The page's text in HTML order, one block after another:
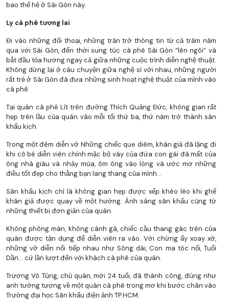
bao thế hệ ở Sài Gòn này.
Ly cà phê tương lai
Đi vào những đối thoại, những trăn trở thông tin từ cả trăm năm
qua với Sài Gòn, đến thời sung túc cà phê Sài Gòn “lên ngôi” và
bắt đầu tỏa hương ngay cả giữa những cuộc trình diễn nghệ thuật.
Không dừng lại ở câu chuyện giữa nghệ sĩ với nhau, những người
rất trẻ ở Sài Gòn đã đưa những sinh hoạt nghệ thuật của mình vào
cà phê.
Tại quán cà phê Lít trên đường Thích Quảng Đức, không gian rất
hẹp trên lầu của quán vào mỗi tối thứ ba, thứ năm trở thành sân
khấu kịch.
Trong một đêm diễn vở Những chiếc que diêm, khán giả đã lặng đi
khi cô bé diễn viên chính mặc bộ váy của đứa con gái đã mất của
ông nhà giàu và nhảy múa, ôm ông vào lòng và ước mơ những
điều tốt đẹp cho thằng bạn lang thang của mình...
Sân khấu kịch chỉ là không gian hẹp được xếp khéo léo khi ghế
khán giả được quay về một hướng. Ánh sáng sân khấu cũng từ
những thiết bị đơn giản của quán.
Không phông màn, không cánh gà, chiếc cầu thang gác trên của
quán được tận dụng để diễn viên ra vào. Với chừng ấy xoay xở,
những vở diễn nối tiếp nhau như Sông dài, Con ma tóc nối, Tuổi
Dần... cứ lần lượt đến với khách cà phê của quán.
Trương Võ Tùng, chủ quán, mới 24 tuổi, đã thành công, đúng như
anh tưởng tượng về một quán cà phê trong mơ khi bước chân vào
Trường đại học Sân khấu điện ảnh TP.HCM.